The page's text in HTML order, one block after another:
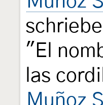
"El
las
Muñoz